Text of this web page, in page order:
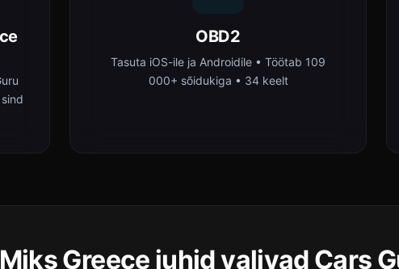
OBD2
Tasuta iOS-ile ja Androidile • Töötab 109
000+ sõidukiga • 34 keelt
Miks Greece juhid valivad Cars